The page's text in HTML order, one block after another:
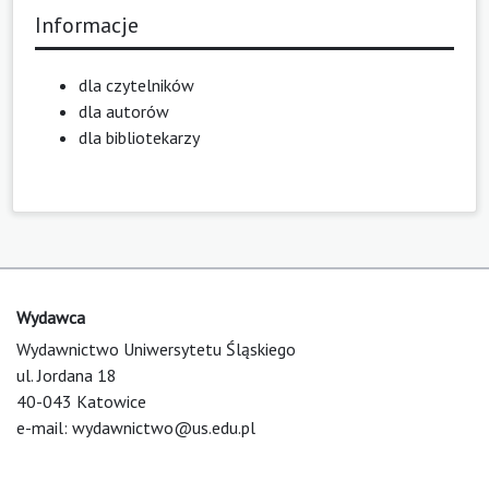
Informacje
dla czytelników
dla autorów
dla bibliotekarzy
Wydawca
Wydawnictwo Uniwersytetu Śląskiego
ul. Jordana 18
40-043 Katowice
e-mail: wydawnictwo@us.edu.pl